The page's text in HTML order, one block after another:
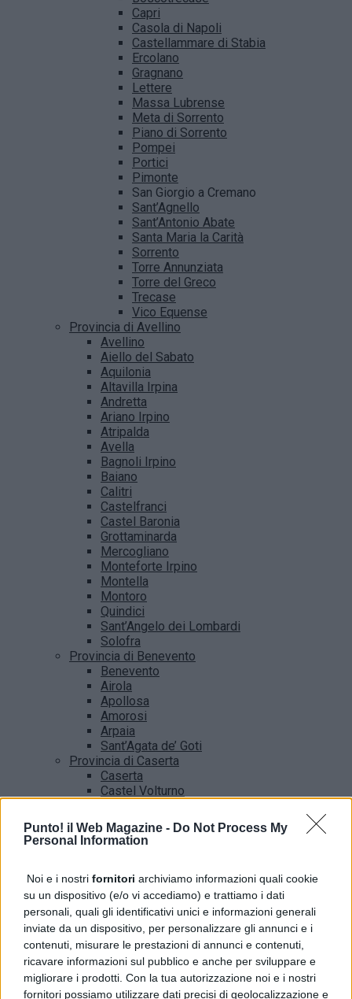
Punto! il Web Magazine - Do Not Process My
Personal Information
Noi e i nostri fornitori archiviamo informazioni quali cookie
su un dispositivo (e/o vi accediamo) e trattiamo i dati
personali, quali gli identificativi unici e informazioni generali
inviate da un dispositivo, per personalizzare gli annunci e i
contenuti, misurare le prestazioni di annunci e contenuti,
ricavare informazioni sul pubblico e anche per sviluppare e
migliorare i prodotti. Con la tua autorizzazione noi e i nostri
fornitori possiamo utilizzare dati precisi di geolocalizzazione e
Capri
Casola di Napoli
Castellammare di Stabia
Ercolano
Gragnano
Lettere
Massa Lubrense
Meta di Sorrento
Piano di Sorrento
Pompei
Portici
Pimonte
San Giorgio a Cremano
Sant’Agnello
Sant’Antonio Abate
Santa Maria la Carità
Sorrento
Torre Annunziata
Torre del Greco
Trecase
Vico Equense
Provincia di Avellino
Avellino
Aiello del Sabato
Aquilonia
Altavilla Irpina
Andretta
Ariano Irpino
Atripalda
Avella
Bagnoli Irpino
Baiano
Calitri
Castelfranci
Castel Baronia
Grottaminarda
Mercogliano
Monteforte Irpino
Montella
Montoro
Quindici
Sant’Angelo dei Lombardi
Solofra
Provincia di Benevento
Benevento
Airola
Apollosa
Amorosi
Arpaia
Sant’Agata de’ Goti
Provincia di Caserta
Caserta
Castel Volturno
Provincia di Salerno
Salerno
Angri
Castellabate
News